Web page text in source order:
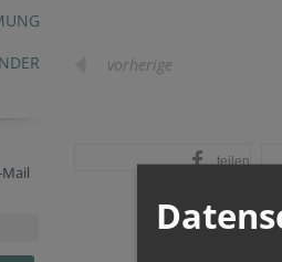
vorherige
teilen